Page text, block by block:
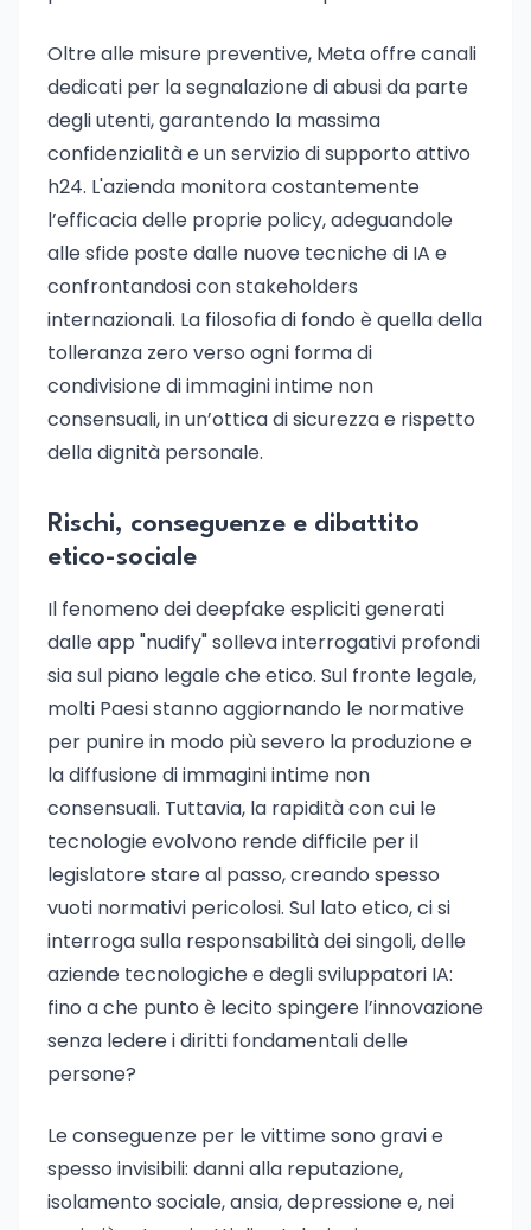
Oltre alle misure preventive, Meta offre canali
dedicati per la segnalazione di abusi da parte
degli utenti, garantendo la massima
confidenzialità e un servizio di supporto attivo
h24. L'azienda monitora costantemente
l’efficacia delle proprie policy, adeguandole
alle sfide poste dalle nuove tecniche di IA e
confrontandosi con stakeholders
internazionali. La filosofia di fondo è quella della
tolleranza zero verso ogni forma di
condivisione di immagini intime non
consensuali, in un’ottica di sicurezza e rispetto
della dignità personale.
Rischi, conseguenze e dibattito
etico-sociale
Il fenomeno dei deepfake espliciti generati
dalle app "nudify" solleva interrogativi profondi
sia sul piano legale che etico. Sul fronte legale,
molti Paesi stanno aggiornando le normative
per punire in modo più severo la produzione e
la diffusione di immagini intime non
consensuali. Tuttavia, la rapidità con cui le
tecnologie evolvono rende difficile per il
legislatore stare al passo, creando spesso
vuoti normativi pericolosi. Sul lato etico, ci si
interroga sulla responsabilità dei singoli, delle
aziende tecnologiche e degli sviluppatori IA:
fino a che punto è lecito spingere l’innovazione
senza ledere i diritti fondamentali delle
persone?
Le conseguenze per le vittime sono gravi e
spesso invisibili: danni alla reputazione,
isolamento sociale, ansia, depressione e, nei